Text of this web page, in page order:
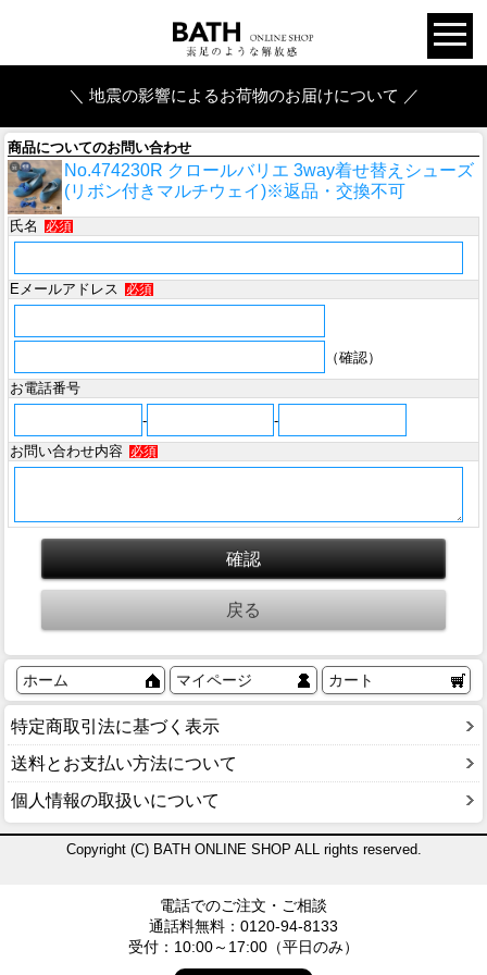
＼ 地震の影響によるお荷物のお届けについて ／
商品についてのお問い合わせ
No.474230R クロールバリエ 3way着せ替えシューズ
(リボン付きマルチウェイ)※返品・交換不可
氏名 必須
Eメールアドレス 必須
（確認）
お電話番号
-
-
お問い合わせ内容
必須
ホーム マイページ カート
特定商取引法に基づく表示
送料とお支払い方法について
個人情報の取扱いについて
Copyright (C) BATH ONLINE SHOP ALL rights reserved.
電話でのご注文・ご相談
通話料無料：0120-94-8133
受付：10:00～17:00（平日のみ）